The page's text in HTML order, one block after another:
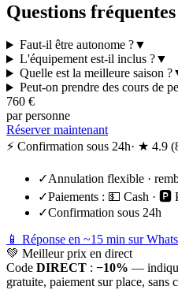
Questions fréquentes
Faut-il être autonome ?▼
L'équipement est-il inclus ?▼
Quelle est la meilleure saison ?
Peut-on prendre des cours de
760 €
par personne
Réserver maintenant
⚡ Confirmation sous 24h· ★ 4.9 (
✓Annulation flexible ·
✓Paiements : 💵 Cash · 🅿️
✓Confirmation sous 24h
📱 Réponse en ~15 min sur
💚 Meilleur prix en direct
Code DIRECT : −10% —
gratuite, paiement sur place, sans